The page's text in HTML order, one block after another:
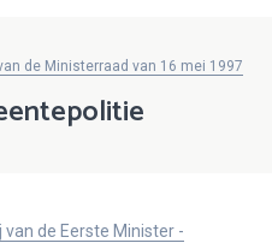
de Ministerraad van 16 mei 1997
van de Eerste Minister -